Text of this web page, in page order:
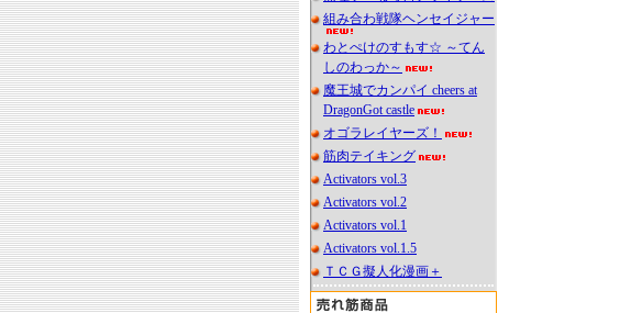
組み合わ戦隊ヘンセイジャー
わとぺけのすもす☆ ～てん
しのわっか～
魔王城でカンパイ cheers at
DragonGot castle
オゴラレイヤーズ！
筋肉テイキング
Activators vol.3
Activators vol.2
Activators vol.1
Activators vol.1.5
ＴＣＧ擬人化漫画＋